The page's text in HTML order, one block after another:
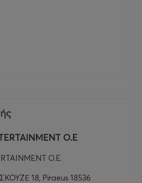
O.E
O.E.
ΣΚΟΥΖΕ 18, Piraeus 18536